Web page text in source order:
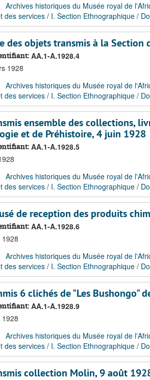
Archives historiques du Musée royal de
des services / I. Section Ethnographique /
des objets transmis à la Section
AA.1-A.1928.4
1928
Archives historiques du Musée royal de
des services / I. Section Ethnographique /
ensemble des collections,
et de Préhistoire, 4 juin 1928
AA.1-A.1928.5
Archives historiques du Musée royal de
des services / I. Section Ethnographique /
de reception des produits
AA.1-A.1928.6
1928
Archives historiques du Musée royal de
des services / I. Section Ethnographique /
6 clichés de "Les Bushongo"
AA.1-A.1928.9
Archives historiques du Musée royal de
des services / I. Section Ethnographique /
collection Molin, 9 août